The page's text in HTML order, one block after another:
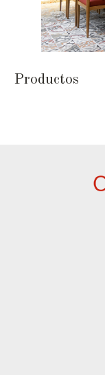
Productos